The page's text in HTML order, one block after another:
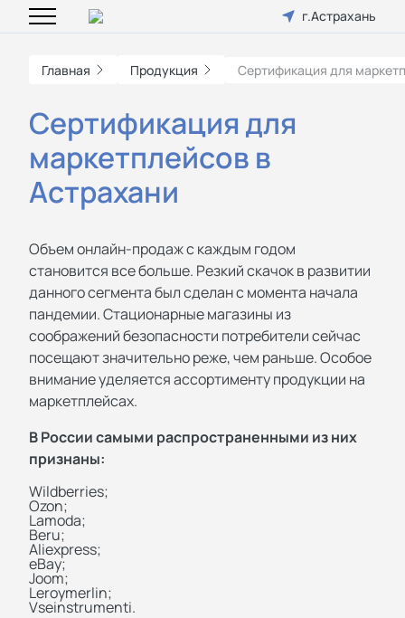
г.Астрахань
Главная Продукция Сертификация для
Сертификация для
маркетплейсов в
Астрахани
Объем онлайн-продаж с каждым годом
становится все больше. Резкий скачок в развитии
данного сегмента был сделан с момента начала
пандемии. Стационарные магазины из
соображений безопасности потребители сейчас
посещают значительно реже, чем раньше. Особое
внимание уделяется ассортименту продукции на
маркетплейсах.
В России самыми распространенными из них
признаны:
Wildberries;
Ozon;
Lamoda;
Beru;
Aliexpress;
eBay;
Joom;
Leroymerlin;
Vseinstrumenti.